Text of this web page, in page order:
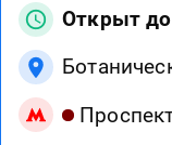
Открыт